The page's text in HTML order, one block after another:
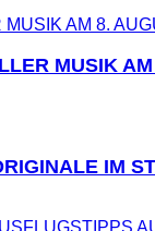
MUSIK
IM